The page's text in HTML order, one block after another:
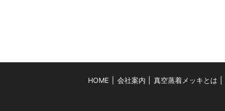
HOME 会社案内 真空蒸着メッキとは